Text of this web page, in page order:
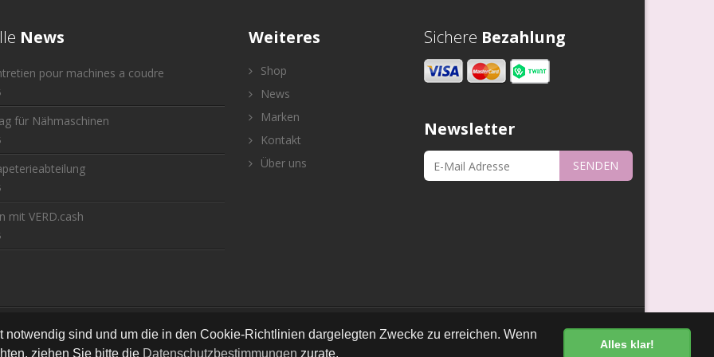
sind und um die in den Cookie-Richtlinien dargelegten Zwecke zu erreichen. Wenn
ziehen Sie bitte die Datenschutzbestimmungen zurate.
Alles klar!
News
pour machines a coudre
für Nähmaschinen
mit VERD.cash
Weiteres
Shop
News
Marken
Kontakt
Über uns
Sichere Bezahlung
Newsletter
SENDEN
Näh- und Bastelcenter Newsletter•AGB•Impressum•Versand•Kontakt•Links•Datenschutz